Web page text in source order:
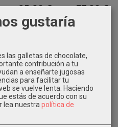
83,90 € 77,90 €
gustaría
las galletas de chocolate,
contribución a tu
a enseñarte jugosas
para facilitar tu
se vuelve lenta. Haciendo
estás de acuerdo con su
lea nuestra política de